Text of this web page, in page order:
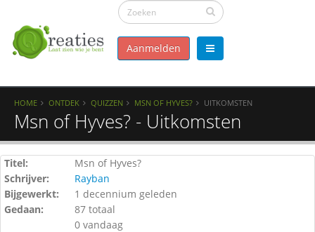
Aanmelden
HOME ONTDEK QUIZZEN MSN OF HYVES? UITKOMSTEN
Msn of Hyves? - Uitkomsten
Titel:
Msn of Hyves?
Schrijver:
Rayban
Bijgewerkt:
1 decennium geleden
Gedaan:
87 totaal
0 vandaag